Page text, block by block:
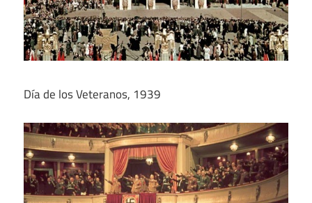
Día de los Veteranos, 1939